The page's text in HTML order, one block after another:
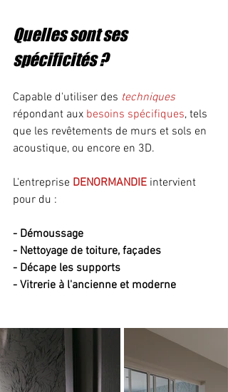
Quelles sont ses
spécificités ?
Capable d'utiliser des techniques
répondant aux besoins spécifiques, tels
que les revêtements de murs et sols en
acoustique, ou encore en 3D.
L'entreprise DENORMANDIE intervient
pour du :
- Démoussage
- Nettoyage de toiture, façades
- Décape les supports
- Vitrerie à l'ancienne et moderne